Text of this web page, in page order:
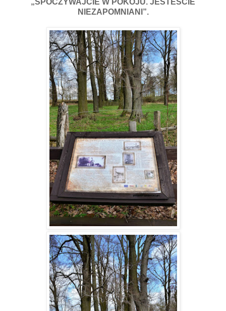
„SPOCZYWAJCIE W POKOJU. JESTEŚCIE
NIEZAPOMNIANI”.